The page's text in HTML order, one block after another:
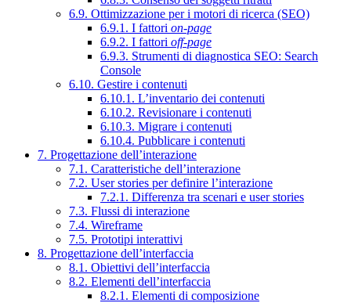
6.9. Ottimizzazione per i motori di ricerca (SEO)
6.9.1. I fattori on-page
6.9.2. I fattori off-page
6.9.3. Strumenti di diagnostica SEO: Search
Console
6.10. Gestire i contenuti
6.10.1. L’inventario dei contenuti
6.10.2. Revisionare i contenuti
6.10.3. Migrare i contenuti
6.10.4. Pubblicare i contenuti
7. Progettazione dell’interazione
7.1. Caratteristiche dell’interazione
7.2. User stories per definire l’interazione
7.2.1. Differenza tra scenari e user stories
7.3. Flussi di interazione
7.4. Wireframe
7.5. Prototipi interattivi
8. Progettazione dell’interfaccia
8.1. Obiettivi dell’interfaccia
8.2. Elementi dell’interfaccia
8.2.1. Elementi di composizione